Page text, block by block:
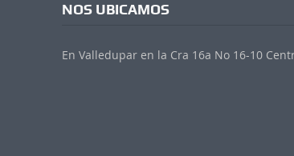
NOS UBICAMOS
En Valledupar en la Cra 16a No 16-10